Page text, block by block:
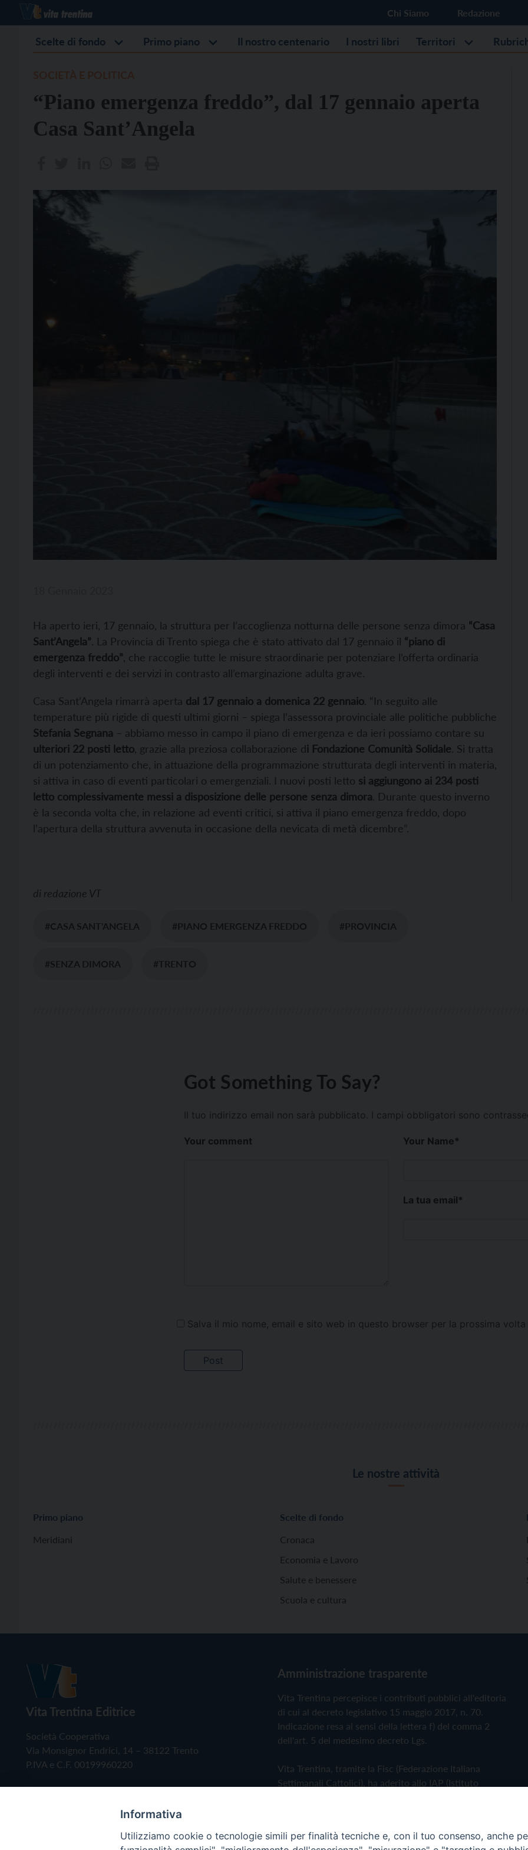
Chi Siamo Redazione
Scelte di fondo Primo piano Il nostro centenario I nostri libri Territori
“Piano emergenza freddo”, dal 17 gennaio aperta
Casa Sant’Angela
Ha aperto ieri, 17 gennaio, la struttura per l’accoglienza notturna delle persone senza dimora “Casa
Sant’Angela”. La Provincia di Trento spiega che è stato attivato dal 17 gennaio il “piano di
emergenza freddo” , che raccoglie tutte le misure straordinarie per potenziare l’offerta ordinaria
degli interventi e dei servizi in contrasto all’emarginazione adulta grave.
Casa Sant’Angela rimarrà aperta dal 17 gennaio a domenica 22 gennaio. “In seguito alle
temperature più rigide di questi ultimi giorni – spiega l’assessora provinciale alle politiche pubbliche
Stefania Segnana – abbiamo messo in campo il piano di emergenza e da ieri possiamo contare su
ulteriori 22 posti letto , grazie alla preziosa collaborazione di Fondazione Comunità Solidale. Si tratta
di un potenziamento che, in attuazione della programmazione strutturata degli interventi in materia,
si attiva in caso di eventi particolari o emergenziali. I nuovi posti letto si aggiungono ai 234 posti
letto complessivamente messi a disposizione delle persone senza dimora. Durante questo inverno
è la seconda volta che, in relazione ad eventi critici, si attiva il piano emergenza freddo, dopo
l’apertura della struttura avvenuta in occasione della nevicata di metà dicembre”.
di redazione VT
#CASA SANT'ANGELA #PIANO EMERGENZA FREDDO #PROVINCIA
#SENZA DIMORA #TRENTO
Got Something To Say?
Il tuo indirizzo email non sarà pubblicato. I campi obbligatori sono
Your comment Your Name*
La tua email*
Salva il mio nome, email e sito web in questo browser per la prossima volta
Le nostre attività
Primo piano
Meridiani
Scelte di fondo
Cronaca
Economia e Lavoro
Salute e benessere
Scuola e cultura
Vita Trentina Editrice
Società Cooperativa
Via Monsignor Endrici, 14 – 38122 Trento
P.IVA e C.F. 00199960220
Amministrazione trasparente
Vita Trentina percepisce i contributi pubblici all'editoria
di cui al decreto legislativo 15 maggio 2017, n. 70.
Indicazione resa ai sensi della lettera f) del comma 2
dell'art. 5 del medesimo decreto Lgs.
Vita Trentina, tramite la Fisc (Federazione Italiana
Settimanali Cattolici), ha aderito allo IAP (Istituto
Privacy Policy Cookie Policy
Informativa
Utilizziamo cookie o tecnologie simili per finalità tecniche e, con il tuo consenso, anche